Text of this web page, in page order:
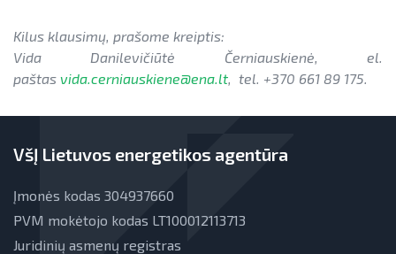
Kilus klausimų, prašome kreiptis:
Vida Danilevičiūtė Černiauskienė, el.
paštas vida.cerniauskiene@ena.lt , tel. +370 661 89 175.
VšĮ Lietuvos energetikos agentūra
Įmonės kodas 304937660
PVM mokėtojo kodas LT100012113713
Juridinių asmenų registras